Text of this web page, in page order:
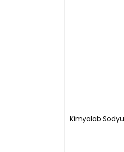
Kimyalab